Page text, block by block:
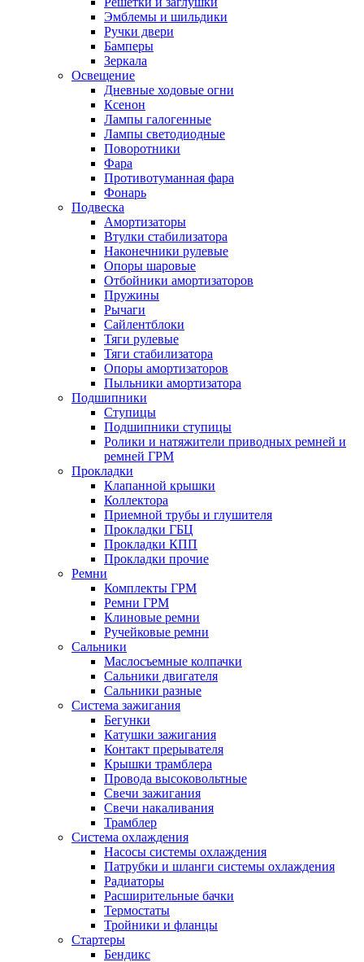
Эмблемы и шильдики
Ручки двери
Бамперы
Зеркала
Освещение
Дневные ходовые огни
Ксенон
Лампы галогенные
Лампы светодиодные
Поворотники
Фара
Противотуманная фара
Фонарь
Подвеска
Амортизаторы
Втулки стабилизатора
Наконечники рулевые
Опоры шаровые
Отбойники амортизаторов
Пружины
Рычаги
Сайлентблоки
Тяги рулевые
Тяги стабилизатора
Опоры амортизаторов
Пыльники амортизатора
Подшипники
Ступицы
Подшипники ступицы
Ролики и натяжители приводных ремней и
ремней ГРМ
Прокладки
Клапанной крышки
Коллектора
Приемной трубы и глушителя
Прокладки ГБЦ
Прокладки КПП
Прокладки прочие
Ремни
Комплекты ГРМ
Ремни ГРМ
Клиновые ремни
Ручейковые ремни
Сальники
Маслосъемные колпачки
Сальники двигателя
Сальники разные
Система зажигания
Бегунки
Катушки зажигания
Контакт прерывателя
Крышки трамблера
Провода высоковольтные
Свечи зажигания
Свечи накаливания
Трамблер
Система охлаждения
Насосы системы охлаждения
Патрубки и шланги системы охлаждения
Радиаторы
Расширительные бачки
Термостаты
Тройники и фланцы
Стартеры
Бендикс